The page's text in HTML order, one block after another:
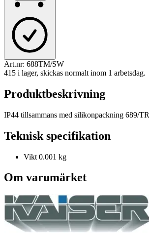
Art.nr: 688TM/SW
415 i lager, skickas normalt inom 1 arbetsdag.
Produktbeskrivning
IP44 tillsammans med silikonpackning 689/TR
Teknisk specifikation
Vikt 0.001 kg
Om varumärket